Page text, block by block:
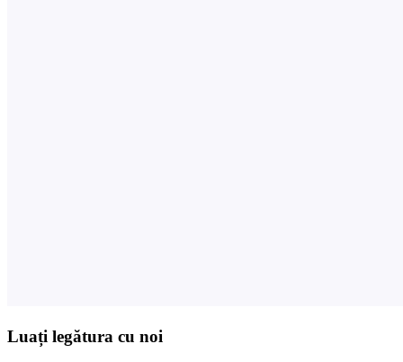
Luați legătura cu noi